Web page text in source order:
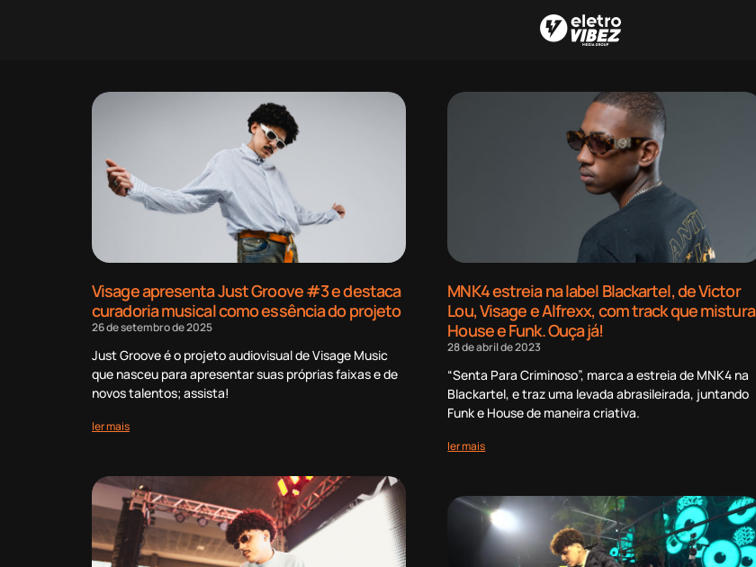
Visage apresenta Just Groove #3 e destaca
curadoria musical como essência do projeto
26 de setembro de 2025
Just Groove é o projeto audiovisual de Visage Music
que nasceu para apresentar suas próprias faixas e de
novos talentos; assista!
ler mais
MNK4 estreia na label Blackartel, de Victor
Lou, Visage e Alfrexx, com track que mistura
House e Funk. Ouça já!
28 de abril de 2023
“Senta Para Criminoso”, marca a estreia de MNK4 na
Blackartel, e traz uma levada abrasileirada, juntando
Funk e House de maneira criativa.
ler mais